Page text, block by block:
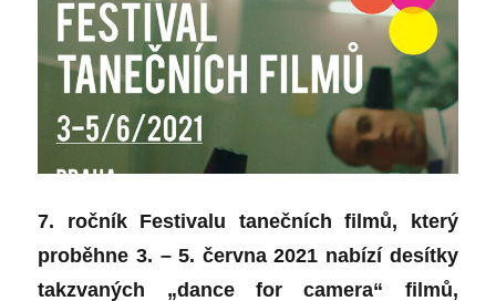
7. ročník Festivalu tanečních filmů, který
proběhne 3. – 5. června 2021 nabízí desítky
takzvaných „dance for camera“ filmů,